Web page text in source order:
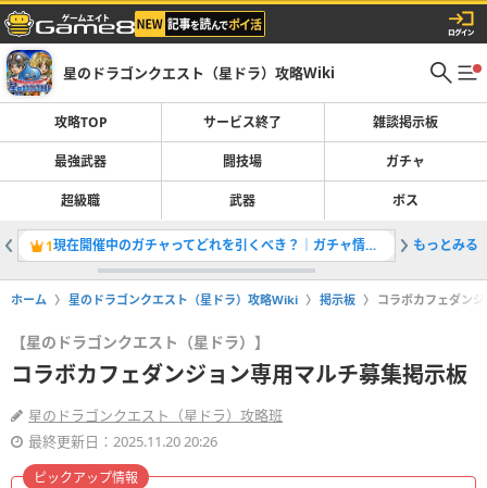
星のドラゴンクエスト（星ドラ）攻略Wiki
攻略TOP サービス終了 雑談掲示板
最強武器 闘技場 ガチャ
超級職 武器 ボス
1 現在開催中のガチャってどれを引くべき？｜ガチャ情報一覧 2「ザバ
もっとみる
ホーム 星のドラゴンクエスト（星ドラ）攻略Wiki 掲示板 コラボカフェダン
【星のドラゴンクエスト（星ドラ）】
コラボカフェダンジョン専用マルチ募集掲示板
星のドラゴンクエスト（星ドラ）攻略班
最終更新日：2025.11.20 20:26
ピックアップ情報